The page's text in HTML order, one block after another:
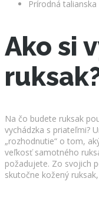
Prírodná talianska
Ako si
Na čo budete ruksak
vychádzka s priateľmi?
„rozhodnutie“ o tom,
veľkosť samotného
požadujete. Zo svojich
skutočne kožený